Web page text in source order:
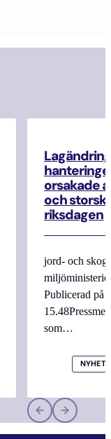
orsakade
och
riksdagen
jord- och
Publicerad på
som…